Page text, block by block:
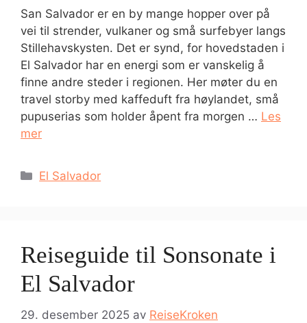
San Salvador er en by mange hopper over på
vei til strender, vulkaner og små surfebyer langs
Stillehavskysten. Det er synd, for hovedstaden i
El Salvador har en energi som er vanskelig å
finne andre steder i regionen. Her møter du en
travel storby med kaffeduft fra høylandet, små
pupuserias som holder åpent fra morgen … Les
mer
Kategorier
El Salvador
Reiseguide til Sonsonate i
El Salvador
29. desember 2025 av ReiseKroken